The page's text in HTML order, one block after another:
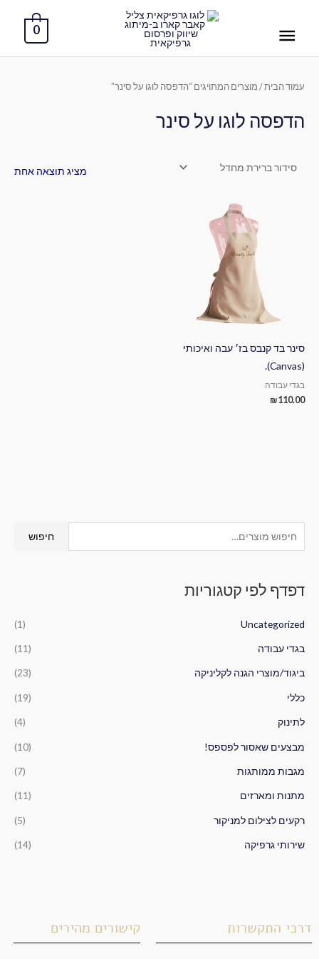
ראשי
0
י
ו
ע
ב
:
חיפוש
דפדף לפי קטגוריות
Uncategorized
(1)
בגדי עבודה (11)
ביגוד/מוצרי הגנה לקליניקה (23)
כללי (19)
לתינוק (4)
מבצעים שאסור לפספס! (10)
מגבות ממותגות (7)
מתנות ומארזים (11)
רקעים לצילום למניקור (5)
שירותי גרפיקה (14)
עמוד הבית/ מוצרים המתויגים “הדפסה לוגו על סינר”
הדפסה לוגו על סינר
מציג תוצאה אחת
סינר בד קנבס בז׳ עבה ואיכותי
(Canvas).
בגדי עבודה
₪110.00
דרכי התקשרות קישורים מהירים